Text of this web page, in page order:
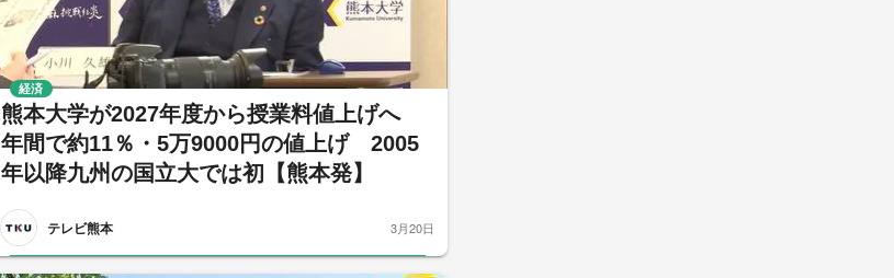
熊本大学が2027年度から授業料値上げへ
年間で約11％・5万9000円の値上げ 2005
年以降九州の国立大では初【熊本発】
テレビ熊本
経済
3月20日